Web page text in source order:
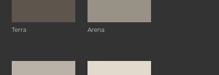
Terra Arena